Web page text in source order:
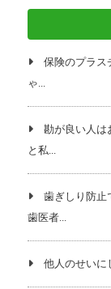
保険のプラス
ゃ...
勘が良い人は
と私...
歯ぎしり防
歯医者...
他人のせいに